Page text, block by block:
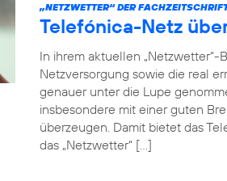
„NETZWETTER“ DER
Telefónica-Netz
In ihrem aktuellen
Netzversorgung sowie die real
genauer unter die Lupe
insbesondere mit einer guten
überzeugen. Damit bietet das
das „Netzwetter“ […]